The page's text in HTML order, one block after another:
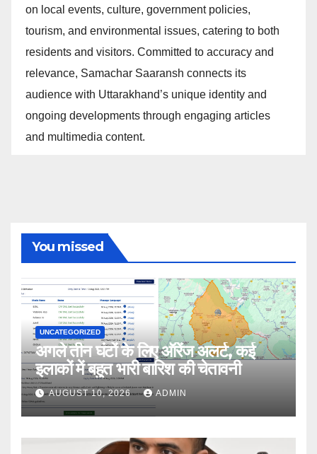
on local events, culture, government policies,
tourism, and environmental issues, catering to both
residents and visitors. Committed to accuracy and
relevance, Samachar Saaransh connects its
audience with Uttarakhand’s unique identity and
ongoing developments through engaging articles
and multimedia content.
You missed
UNCATEGORIZED
अगले तीन घंटों के लिए ऑरेंज अलर्ट, कई
इलाकों में बहुत भारी बारिश की चेतावनी
AUGUST 10, 2026 ADMIN